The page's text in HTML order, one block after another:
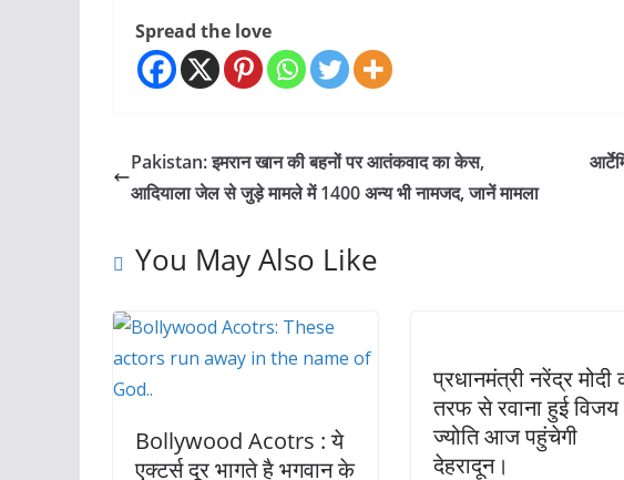
Spread the love
Pakistan: इमरान खान की बहनों पर आतंकवाद का केस,
आदियाला जेल से जुड़े मामले में 1400 अन्य भी नामजद, जानें मामला
You May Also Like
Bollywood Acotrs : ये
एक्टर्स दूर भागते है भगवान के
प्रधानमंत्री नरेंद्र मोदी
तरफ से रवाना हुई विजय
ज्योति आज पहुंचेगी
देहरादून।